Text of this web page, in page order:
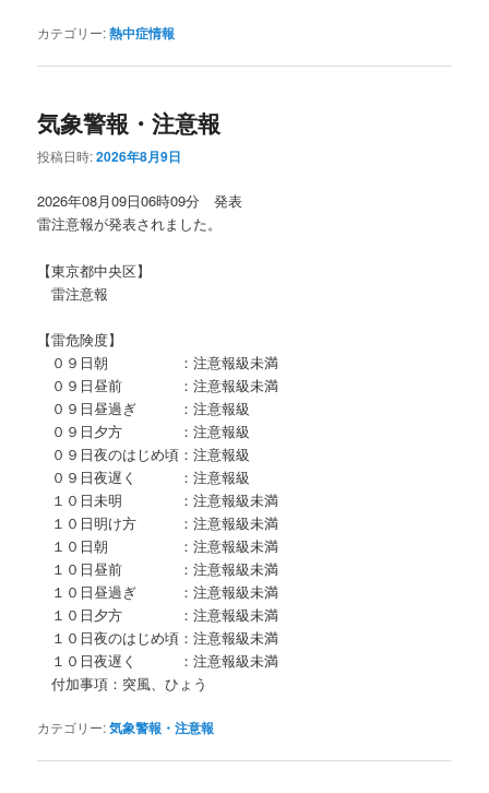
カテゴリー:熱中症情報
気象警報・注意報
投稿日時:2026年8月9日
2026年08月09日06時09分 発表
雷注意報が発表されました。
【東京都中央区】
雷注意報
【雷危険度】
０９日朝 ：注意報級未満
０９日昼前 ：注意報級未満
０９日昼過ぎ ：注意報級
０９日夕方 ：注意報級
０９日夜のはじめ頃：注意報級
０９日夜遅く ：注意報級
１０日未明 ：注意報級未満
１０日明け方 ：注意報級未満
１０日朝 ：注意報級未満
１０日昼前 ：注意報級未満
１０日昼過ぎ ：注意報級未満
１０日夕方 ：注意報級未満
１０日夜のはじめ頃：注意報級未満
１０日夜遅く ：注意報級未満
付加事項：突風、ひょう
カテゴリー:気象警報・注意報